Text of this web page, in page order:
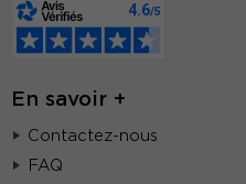
En savoir +
Contactez-nous
FAQ